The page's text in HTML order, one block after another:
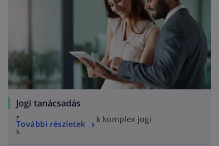
Jogi tanácsadás
Egyszerű megoldások komplex jogi
kérdésekben.
További részletek